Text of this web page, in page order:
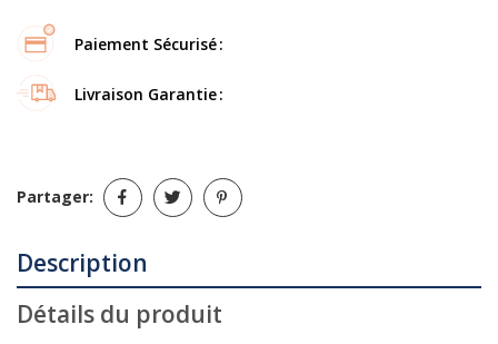
Paiement Sécurisé
Livraison Garantie
Partager:
Description
Détails du produit